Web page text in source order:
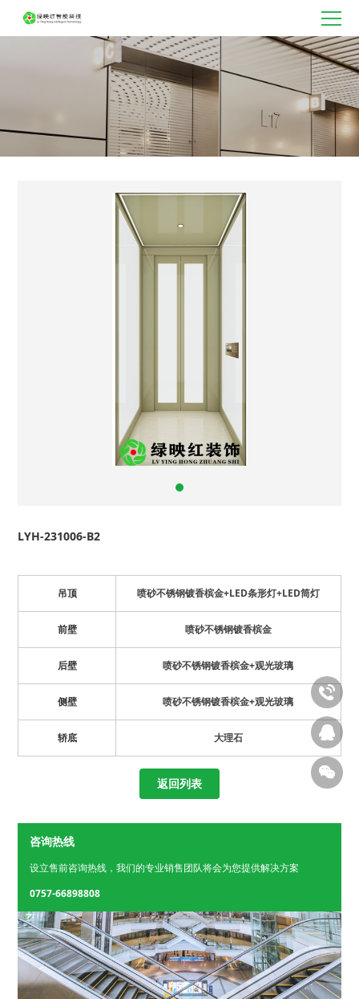
LYH-231006-B2
吊顶 喷砂不锈钢镀香槟金+LED条形灯+LED筒灯
前壁 喷砂不锈钢镀香槟金
后壁 喷砂不锈钢镀香槟金+观光玻璃
侧壁 喷砂不锈钢镀香槟金+观光玻璃
轿底 大理石
返回列表
咨询热线
设立售前咨询热线，我们的专业销售团队将会为您提供解决方案
0757-66898808